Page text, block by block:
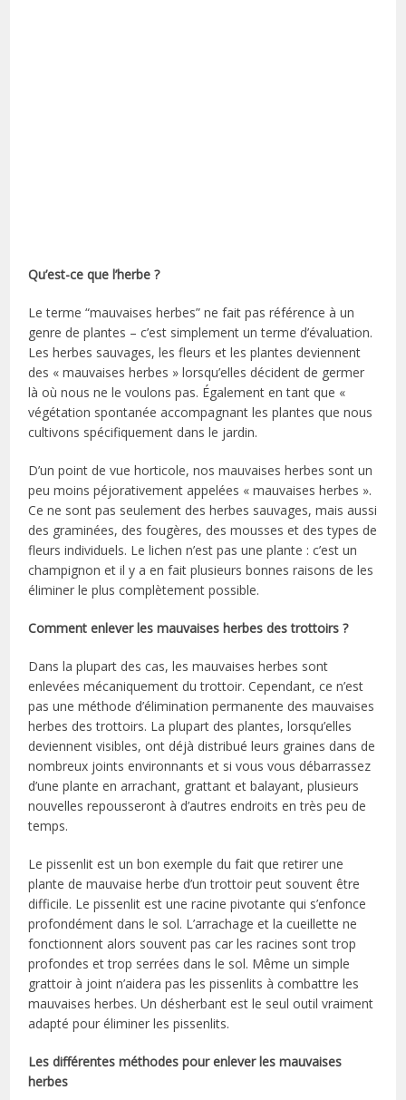
Qu’est-ce que l’herbe ?
Le terme “mauvaises herbes” ne fait pas référence à un
genre de plantes – c’est simplement un terme d’évaluation.
Les herbes sauvages, les fleurs et les plantes deviennent
des « mauvaises herbes » lorsqu’elles décident de germer
là où nous ne le voulons pas. Également en tant que «
végétation spontanée accompagnant les plantes que nous
cultivons spécifiquement dans le jardin.
D’un point de vue horticole, nos mauvaises herbes sont un
peu moins péjorativement appelées « mauvaises herbes ».
Ce ne sont pas seulement des herbes sauvages, mais aussi
des graminées, des fougères, des mousses et des types de
fleurs individuels. Le lichen n’est pas une plante : c’est un
champignon et il y a en fait plusieurs bonnes raisons de les
éliminer le plus complètement possible.
Comment enlever les mauvaises herbes des trottoirs ?
Dans la plupart des cas, les mauvaises herbes sont
enlevées mécaniquement du trottoir. Cependant, ce n’est
pas une méthode d’élimination permanente des mauvaises
herbes des trottoirs. La plupart des plantes, lorsqu’elles
deviennent visibles, ont déjà distribué leurs graines dans de
nombreux joints environnants et si vous vous débarrassez
d’une plante en arrachant, grattant et balayant, plusieurs
nouvelles repousseront à d’autres endroits en très peu de
temps.
Le pissenlit est un bon exemple du fait que retirer une
plante de mauvaise herbe d’un trottoir peut souvent être
difficile. Le pissenlit est une racine pivotante qui s’enfonce
profondément dans le sol. L’arrachage et la cueillette ne
fonctionnent alors souvent pas car les racines sont trop
profondes et trop serrées dans le sol. Même un simple
grattoir à joint n’aidera pas les pissenlits à combattre les
mauvaises herbes. Un désherbant est le seul outil vraiment
adapté pour éliminer les pissenlits.
Les différentes méthodes pour enlever les mauvaises
herbes